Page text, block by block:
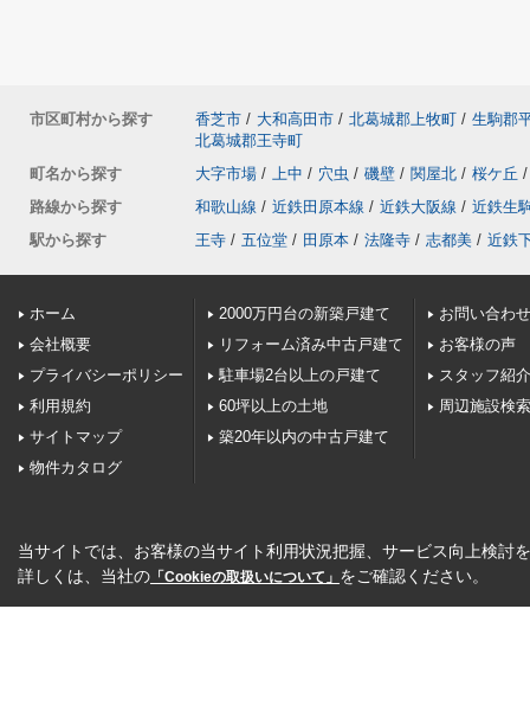
市区町村から探す 香芝市 / 大和高田市 / 北葛城郡上牧町 / 生駒郡
北葛城郡王寺町
町名から探す
大字市場 / 上中 / 穴虫 / 磯壁 / 関屋北 / 桜ケ丘 /
路線から探す
和歌山線 / 近鉄田原本線 / 近鉄大阪線 / 近鉄生
駅から探す
王寺 / 五位堂 / 田原本 / 法隆寺 / 志都美 / 近鉄
ホーム
会社概要
プライバシーポリシー
利用規約
サイトマップ
物件カタログ
2000万円台の新築戸建て
リフォーム済み中古戸建て
駐車場2台以上の戸建て
60坪以上の土地
築20年以内の中古戸建て
お問い合わせ
お客様の声
スタッフ紹介
周辺施設検索
当サイトでは、お客様の当サイト利用状況把握、サービス向上検討
詳しくは、当社の 「Cookieの取扱いについて」 をご確認ください。